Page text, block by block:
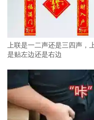
上联是一二声还是三四声，
是贴左边还是右边